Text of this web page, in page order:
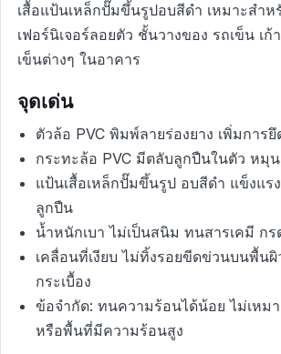
เสื้อแป้นเหล็กปั๊มขึ้นรูปอบสีดำ เหมาะสำห
เฟอร์นิเจอร์ลอยตัว ชั้นวางของ รถเข็น เ
เข็นต่างๆ ในอาคาร
จุดเด่น
ตัวล้อ PVC พิมพ์ลายร่องยาง เพิ่มการยึ
กระทะล้อ PVC มีตลับลูกปืนในตัว หมุ
แป้นเสื้อเหล็กปั๊มขึ้นรูป อบสีดำ แข็งแ
ลูกปืน
น้ำหนักเบา ไม่เป็นสนิม ทนสารเคมี ก
เคลื่อนที่เงียบ ไม่ทิ้งรอยขีดข่วนบนพื้น
กระเบื้อง
ข้อจำกัด: ทนความร้อนได้น้อย ไม่เหม
หรือพื้นที่มีความร้อนสูง